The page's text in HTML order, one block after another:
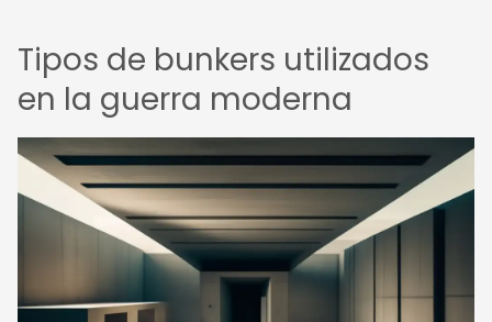
Tipos de bunkers utilizados
en la guerra moderna